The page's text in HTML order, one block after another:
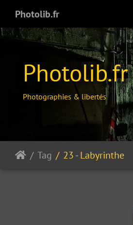
Photolib.fr
Photolib.fr
Photographies & libertés
Tag 23 - Labyrinthe